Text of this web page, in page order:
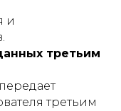
и
третьим
третьим